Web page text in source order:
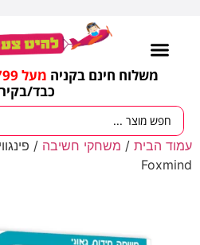
משלוח חינם בקניה מעל 799 ש"ח
כבד/
עמוד הבית / משחקי חשיבה /
Foxmind